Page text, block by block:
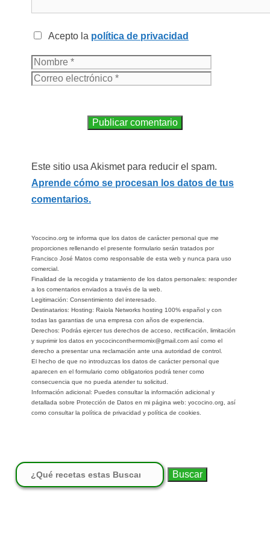
Acepto la política de privacidad
Este sitio usa Akismet para reducir el spam.
Aprende cómo se procesan los datos de tus
comentarios.
Yococino.org te informa que los datos de carácter personal que me
proporciones rellenando el presente formulario serán tratados por
Francisco José Matos como responsable de esta web y nunca para uso
comercial.
Finalidad de la recogida y tratamiento de los datos personales: responder
a los comentarios enviados a través de la web.
Legitimación: Consentimiento del interesado.
Destinatarios: Hosting: Raiola Networks hosting 100% español y con
todas las garantias de una empresa con años de experiencia.
Derechos: Podrás ejercer tus derechos de acceso, rectificación, limitación
y suprimir los datos en yococinconthermomix@gmail.com así como el
derecho a presentar una reclamación ante una autoridad de control.
El hecho de que no introduzcas los datos de carácter personal que
aparecen en el formulario como obligatorios podrá tener como
consecuencia que no pueda atender tu solicitud.
Información adicional: Puedes consultar la información adicional y
detallada sobre Protección de Datos en mi página web: yococino.org, así
como consultar la política de privacidad y política de cookies.
Buscar: